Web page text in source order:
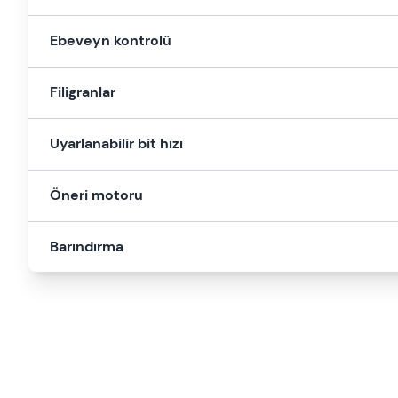
Ebeveyn kontrolü
Filigranlar
Uyarlanabilir bit hızı
Öneri motoru
Barındırma